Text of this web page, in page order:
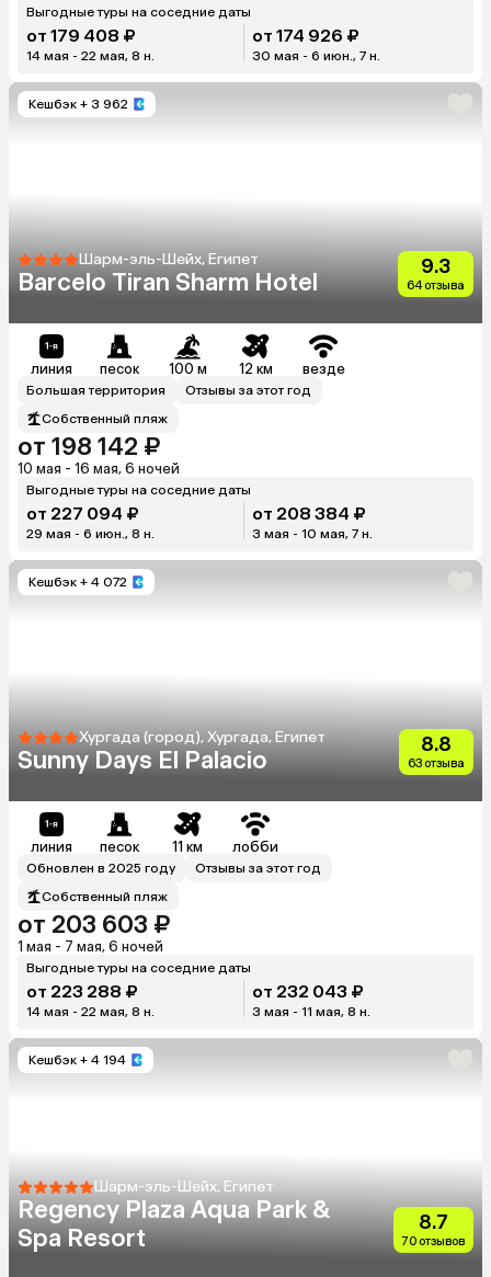
Выгодные туры на соседние даты
от 179 408 ₽
14 мая - 22 мая, 8 н.
от 174 926 ₽
30 мая - 6 июн., 7 н.
Кешбэк + 3 962
Шарм-эль-Шейх, Египет
Barcelo Tiran Sharm Hotel
9.3
64 отзыва
линия песок 100 м 12 км везде
Большая территория
Отзывы за этот год
Собственный пляж
от 198 142 ₽
10 мая - 16 мая, 6 ночей
Выгодные туры на соседние даты
от 227 094 ₽
29 мая - 6 июн., 8 н.
от 208 384 ₽
3 мая - 10 мая, 7 н.
Кешбэк + 4 072
Хургада (город), Хургада, Египет
Sunny Days El Palacio
8.8
63 отзыва
линия песок 11 км лобби
Обновлен в 2025 году
Отзывы за этот год
Собственный пляж
от 203 603 ₽
1 мая - 7 мая, 6 ночей
Выгодные туры на соседние даты
от 223 288 ₽
14 мая - 22 мая, 8 н.
от 232 043 ₽
3 мая - 11 мая, 8 н.
Кешбэк + 4 194
Шарм-эль-Шейх, Египет
Regency Plaza Aqua Park &
Spa Resort
8.7
70 отзывов